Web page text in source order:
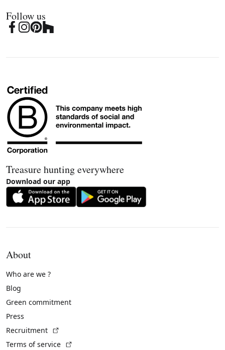
Follow us
Treasure hunting everywhere
Download our app
About
Who are we ?
Blog
Green commitment
Press
Recruitment
Terms of service